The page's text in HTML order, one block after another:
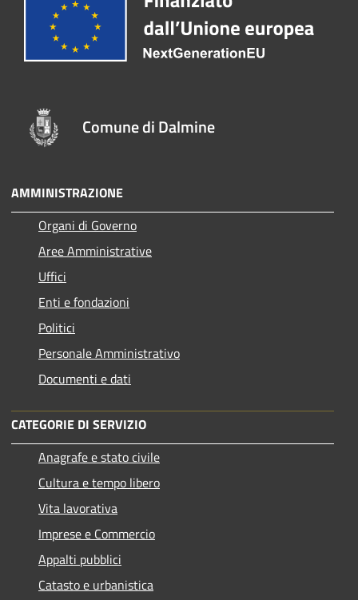
Comune di Dalmine
AMMINISTRAZIONE
Organi di Governo
Aree Amministrative
Uffici
Enti e fondazioni
Politici
Personale Amministrativo
Documenti e dati
CATEGORIE DI SERVIZIO
Anagrafe e stato civile
Cultura e tempo libero
Vita lavorativa
Imprese e Commercio
Appalti pubblici
Catasto e urbanistica